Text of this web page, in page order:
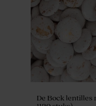
De Bock lentilles